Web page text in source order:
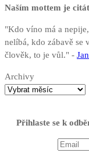
Naším mottem je citát
"Kdo víno má a
nelíbá, kdo zábavě se
člověk, to je vůl." -
Archivy
Přihlaste se k